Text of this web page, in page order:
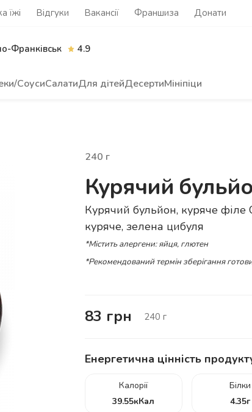
їжі Відгуки Вакансії Франшиза Донати
Франківськ 4.9
СоусиСалатиДля дітейДесертиМініпіци
240 г
Курячий
Курячий бульйон, куряче філе
куряче, зелена цибуля
*Містить алергени: яйця, глютен
*Рекомендований термін зберігання
83 грн 240 г
Енергетична цінність
Калорії
39.55кКал
Білки
4.35г